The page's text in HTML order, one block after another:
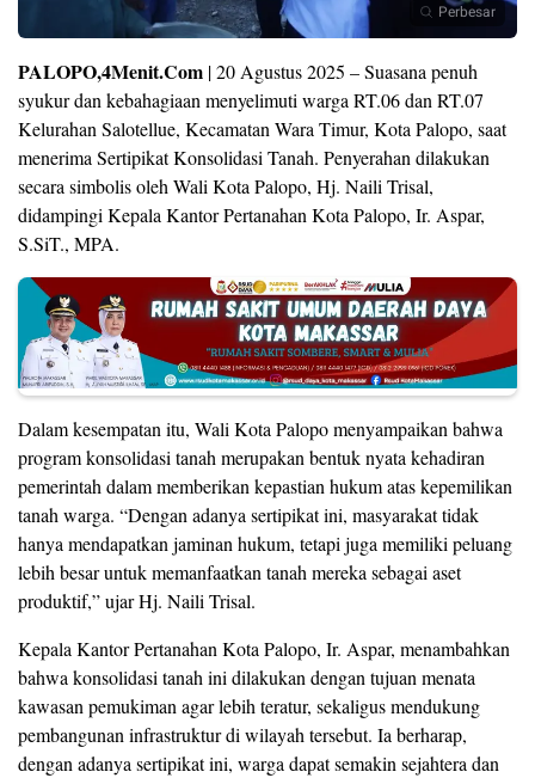
Perbesar
PALOPO,4Menit.Com | 20 Agustus 2025 – Suasana penuh
syukur dan kebahagiaan menyelimuti warga RT.06 dan RT.07
Kelurahan Salotellue, Kecamatan Wara Timur, Kota Palopo, saat
menerima Sertipikat Konsolidasi Tanah. Penyerahan dilakukan
secara simbolis oleh Wali Kota Palopo, Hj. Naili Trisal,
didampingi Kepala Kantor Pertanahan Kota Palopo, Ir. Aspar,
S.SiT., MPA.
Dalam kesempatan itu, Wali Kota Palopo menyampaikan bahwa
program konsolidasi tanah merupakan bentuk nyata kehadiran
pemerintah dalam memberikan kepastian hukum atas kepemilikan
tanah warga. “Dengan adanya sertipikat ini, masyarakat tidak
hanya mendapatkan jaminan hukum, tetapi juga memiliki peluang
lebih besar untuk memanfaatkan tanah mereka sebagai aset
produktif,” ujar Hj. Naili Trisal.
Kepala Kantor Pertanahan Kota Palopo, Ir. Aspar, menambahkan
bahwa konsolidasi tanah ini dilakukan dengan tujuan menata
kawasan pemukiman agar lebih teratur, sekaligus mendukung
pembangunan infrastruktur di wilayah tersebut. Ia berharap,
dengan adanya sertipikat ini, warga dapat semakin sejahtera dan